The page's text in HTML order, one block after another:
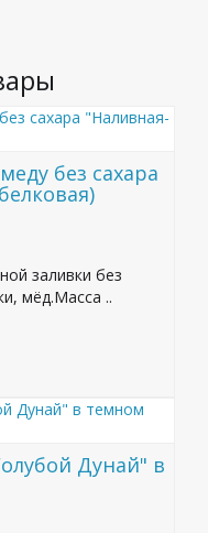
без сахара
заливки без
мёд.Масса ..
Дунай" в